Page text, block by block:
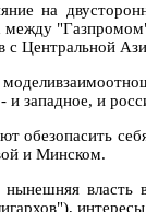
на
между
с Центральной
и
и Минском.
интересы